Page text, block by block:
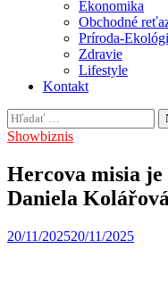
Ekonomika
Obchodné
Príroda-
Zdravie
Lifestyle
Kontakt
Hľadať:
Showbiznis
Hercova misia
Daniela
20/11/202520/11/2025